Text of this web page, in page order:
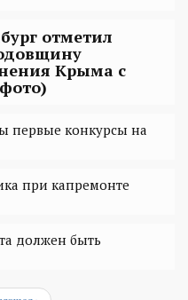
отметил
Крыма с
первые конкурсы на
при капремонте
должен быть